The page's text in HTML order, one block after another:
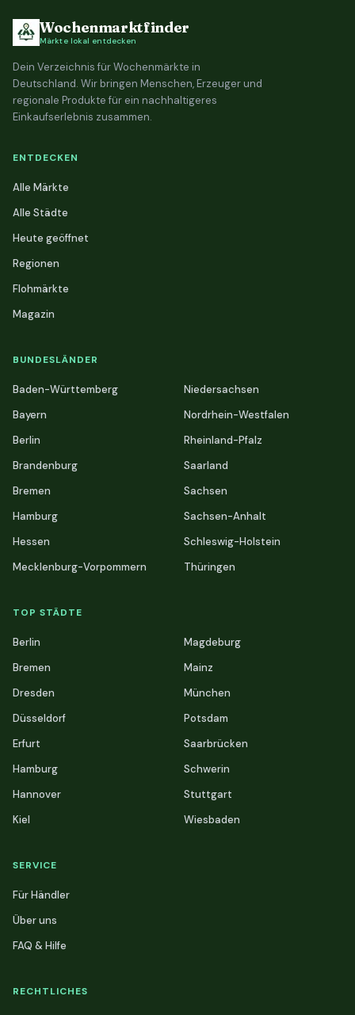
Wochenmarktfinder
Märkte lokal entdecken
Dein Verzeichnis für Wochenmärkte in
Deutschland. Wir bringen Menschen, Erzeuger und
regionale Produkte für ein nachhaltigeres
Einkaufserlebnis zusammen.
ENTDECKEN
Alle Märkte
Alle Städte
Heute geöffnet
Regionen
Flohmärkte
Magazin
BUNDESLÄNDER
Baden-Württemberg
Bayern
Berlin
Brandenburg
Bremen
Hamburg
Hessen
Mecklenburg-Vorpommern
Niedersachsen
Nordrhein-Westfalen
Rheinland-Pfalz
Saarland
Sachsen
Sachsen-Anhalt
Schleswig-Holstein
Thüringen
TOP STÄDTE
Berlin
Bremen
Dresden
Düsseldorf
Erfurt
Hamburg
Hannover
Kiel
Magdeburg
Mainz
München
Potsdam
Saarbrücken
Schwerin
Stuttgart
Wiesbaden
SERVICE
Für Händler
Über uns
FAQ & Hilfe
RECHTLICHES